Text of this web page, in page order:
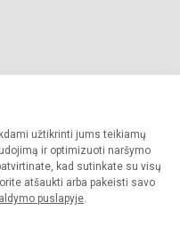
užtikrinti jums teikiamų
ir optimizuoti naršymo
kad sutinkate su visų
atšaukti arba pakeisti savo
puslapyje.
Visos teisės saugomos.
griežtai draudžiama.
Slapukų politika